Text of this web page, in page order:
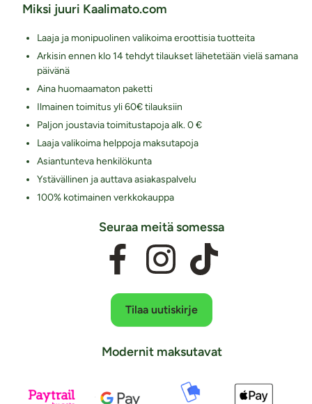
Miksi juuri Kaalimato.com
Laaja ja monipuolinen valikoima eroottisia tuotteita
Arkisin ennen klo 14 tehdyt tilaukset lähetetään vielä samana
päivänä
Aina huomaamaton paketti
Ilmainen toimitus yli 60€ tilauksiin
Paljon joustavia toimitustapoja alk. 0 €
Laaja valikoima helppoja maksutapoja
Asiantunteva henkilökunta
Ystävällinen ja auttava asiakaspalvelu
100% kotimainen verkkokauppa
Seuraa meitä somessa
Tilaa uutiskirje
Modernit maksutavat